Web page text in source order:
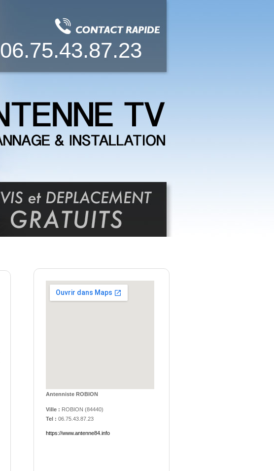
06.75.43.87.23
Antenniste ROBION
Ville : ROBION (84440)
Tel : 06.75.43.87.23
https://www.antenne84.info